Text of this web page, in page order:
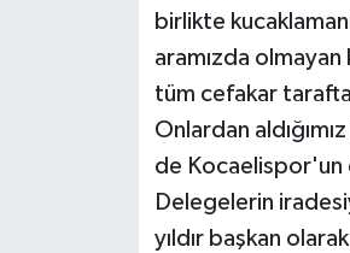
birlikte
aramızda olmayan
tüm cefakar
Onlardan
de Kocaelispor'un
Delegelerin
yıldır başkan